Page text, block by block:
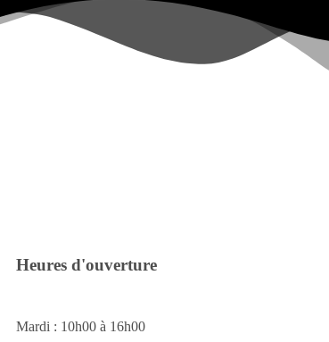
Heures d'ouverture
Mardi : 10h00 à 16h00